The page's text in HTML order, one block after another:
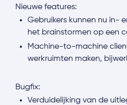
Nieuwe features:
Gebruikers kunnen nu in-
het brainstormen op een
Machine-to-machine
werkruimten maken,
Bugfix:
Verduidelijking van de